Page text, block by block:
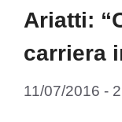
Ariatti:
carriera
11/07/2016 -